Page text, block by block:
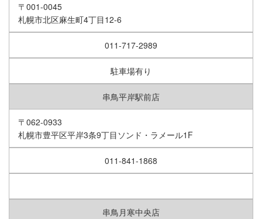
〒001-0045
札幌市北区麻生町4丁目12-6
011-717-2989
駐車場有り
串鳥平岸駅前店
〒062-0933
札幌市豊平区平岸3条9丁目ソンド・ラメール1F
011-841-1868
串鳥月寒中央店